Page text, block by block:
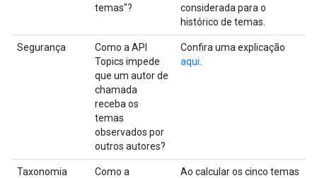
temas"?
considerada para o
histórico de temas.
Segurança
Como a API
Topics impede
que um autor de
chamada
receba os
temas
observados por
outros autores?
Confira uma explicação
aqui
Taxonomia
Como a
Ao calcular os cinco temas